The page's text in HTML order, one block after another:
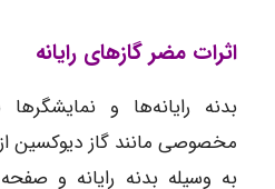
اثرات مضر گازهای رایانه
بدنه رایانه‌ها و
مخصوصی مانند گاز دیوکسین
به وسیله بدنه رایانه و